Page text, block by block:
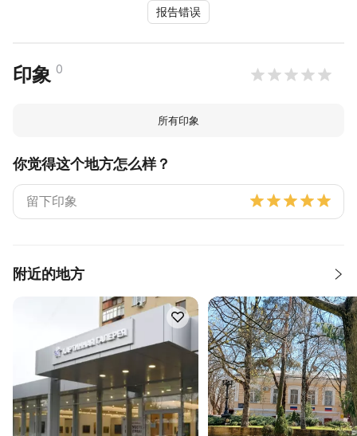
报告错误
印象 0
所有印象
你觉得这个地方怎么样？
附近的地方